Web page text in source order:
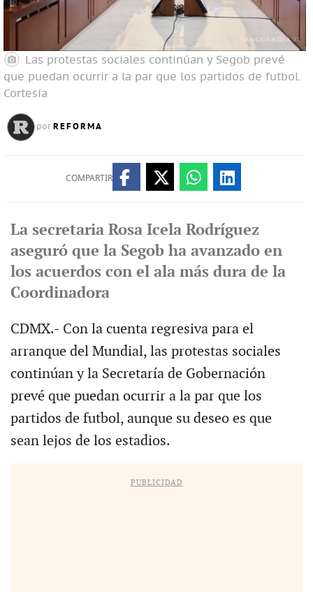
Las protestas sociales continúan y Segob prevé
que puedan ocurrir a la par que los partidos de futbol.
Cortesía
por REFORMA
COMPARTIR
La secretaria Rosa Icela Rodríguez
aseguró que la Segob ha avanzado en
los acuerdos con el ala más dura de la
Coordinadora
CDMX.- Con la cuenta regresiva para el
arranque del Mundial, las protestas sociales
continúan y la Secretaría de Gobernación
prevé que puedan ocurrir a la par que los
partidos de futbol, aunque su deseo es que
sean lejos de los estadios.
PUBLICIDAD